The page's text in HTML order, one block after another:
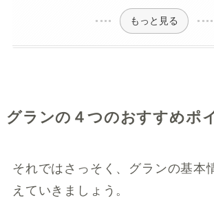
もっと見る
グランの４つのおすすめポ
それではさっそく、グランの基本
えていきましょう。